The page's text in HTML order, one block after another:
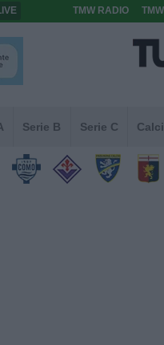
TMW RADIO
Serie B Serie C